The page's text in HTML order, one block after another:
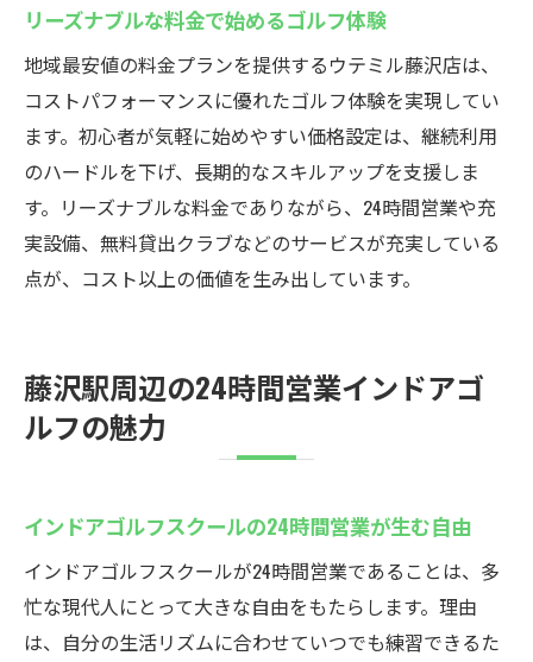
リーズナブルな料金で始めるゴルフ体験
地域最安値の料金プランを提供するウテミル藤沢店は、
コストパフォーマンスに優れたゴルフ体験を実現してい
ます。初心者が気軽に始めやすい価格設定は、継続利用
のハードルを下げ、長期的なスキルアップを支援しま
す。リーズナブルな料金でありながら、24時間営業や充
実設備、無料貸出クラブなどのサービスが充実している
点が、コスト以上の価値を生み出しています。
藤沢駅周辺の24時間営業インドアゴ
ルフの魅力
インドアゴルフスクールの24時間営業が生む自由
インドアゴルフスクールが24時間営業であることは、多
忙な現代人にとって大きな自由をもたらします。理由
は、自分の生活リズムに合わせていつでも練習できるた